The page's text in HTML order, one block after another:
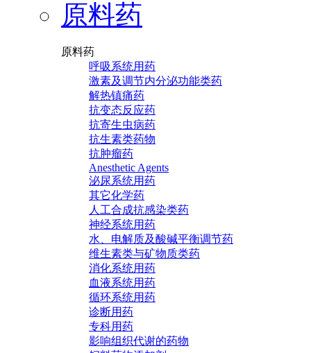
原料药
原料药
呼吸系统用药
激素及调节内分泌功能类药
解热镇痛药
抗变态反应药
抗寄生虫病药
抗生素类药物
抗肿瘤药
Anesthetic Agents
泌尿系统用药
其它化学药
人工合成抗感染类药
神经系统用药
水、电解质及酸碱平衡调节药
维生素类与矿物质类药
消化系统用药
血液系统用药
循环系统用药
诊断用药
专科用药
影响组织代谢的药物